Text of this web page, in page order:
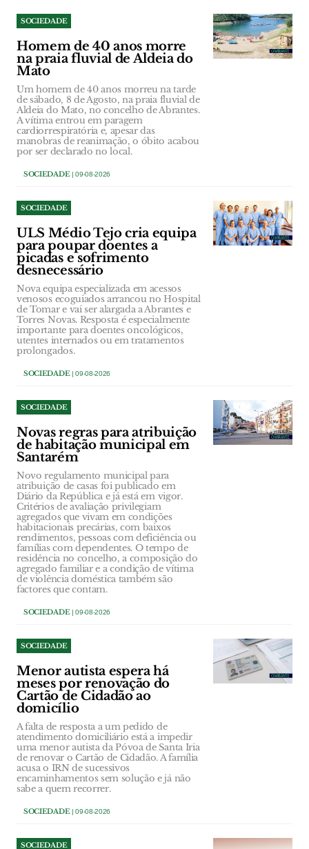
SOCIEDADE
Homem de 40 anos morre
na praia fluvial de Aldeia do
Mato
Um homem de 40 anos morreu na tarde
de sábado, 8 de Agosto, na praia fluvial de
Aldeia do Mato, no concelho de Abrantes.
A vítima entrou em paragem
cardiorrespiratória e, apesar das
manobras de reanimação, o óbito acabou
por ser declarado no local.
SOCIEDADE| 09-08-2026
SOCIEDADE
ULS Médio Tejo cria equipa
para poupar doentes a
picadas e sofrimento
desnecessário
Nova equipa especializada em acessos
venosos ecoguiados arrancou no Hospital
de Tomar e vai ser alargada a Abrantes e
Torres Novas. Resposta é especialmente
importante para doentes oncológicos,
utentes internados ou em tratamentos
prolongados.
SOCIEDADE| 09-08-2026
SOCIEDADE
Novas regras para atribuição
de habitação municipal em
Santarém
Novo regulamento municipal para
atribuição de casas foi publicado em
Diário da República e já está em vigor.
Critérios de avaliação privilegiam
agregados que vivam em condições
habitacionais precárias, com baixos
rendimentos, pessoas com deficiência ou
famílias com dependentes. O tempo de
residência no concelho, a composição do
agregado familiar e a condição de vítima
de violência doméstica também são
factores que contam.
SOCIEDADE| 09-08-2026
SOCIEDADE
Menor autista espera há
meses por renovação do
Cartão de Cidadão ao
domicílio
A falta de resposta a um pedido de
atendimento domiciliário está a impedir
uma menor autista da Póvoa de Santa Iria
de renovar o Cartão de Cidadão. A família
acusa o IRN de sucessivos
encaminhamentos sem solução e já não
sabe a quem recorrer.
SOCIEDADE| 09-08-2026
SOCIEDADE